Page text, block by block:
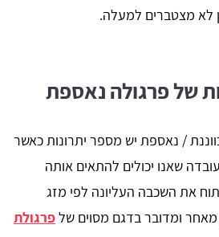
לא מצטברים למעלה.
של פרגולה נאספת
/ נאספת יש מספר יתרונות כאשר
שאנו יכולים להתאים אותה
את השכבה העליונה לפי מזג
ומדובר בדגם מסוים שלפרגולת